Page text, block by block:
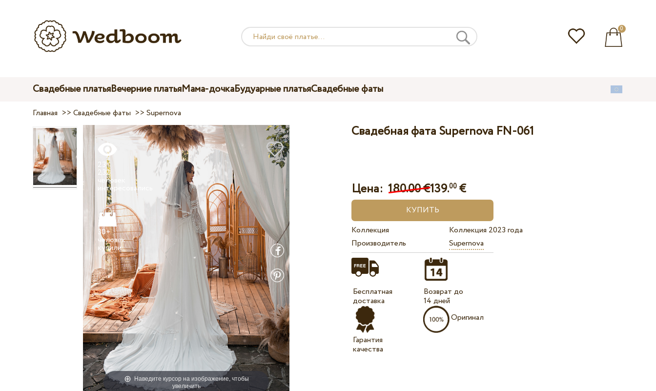
0
Свадебные платьяВечерние платьяМама-дочкаБудуарные платьяСвадебные фаты
Главная >>Свадебные фаты >>Supernova
Наведите курсор на изображение, чтобы
увеличить
23
232
человек
30+
человек
купили
Свадебная фата Supernova FN-061
Цена:180.00 €139.00 €
Коллекция
Коллекция 2023 года
Производитель
Supernova
Бесплатная
доставка
Гарантия
качества
Возврат до
14 дней
Оригинал